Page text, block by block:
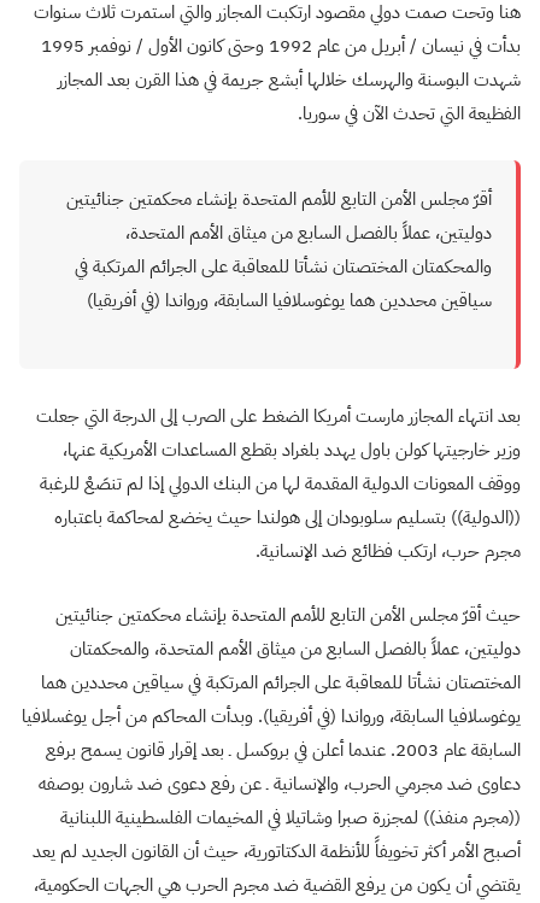
هنا وتحت صمت دولي مقصود ارتكبت المجازر والتي استمرت ثلاث سنوات
بدأت في نيسان / أبريل من عام 1992 وحتى كانون الأول / نوفمبر 1995
شهدت البوسنة والهرسك خلالها أبشع جريمة في هذا القرن بعد المجازر
الفظيعة التي تحدث الآن في سوريا.
أقرّ مجلس الأمن التابع للأمم المتحدة بإنشاء محكمتين جنائيتين
دوليتين، عملاً بالفصل السابع من ميثاق الأمم المتحدة،
والمحكمتان المختصتان نشأتا للمعاقبة على الجرائم المرتكبة في
سياقين محددين هما يوغوسلافيا السابقة، ورواندا (في أفريقيا)
بعد انتهاء المجازر مارست أمريكا الضغط على الصرب إلى الدرجة التي جعلت
وزير خارجيتها كولن باول يهدد بلغراد بقطع المساعدات الأمريكية عنها،
ووقف المعونات الدولية المقدمة لها من البنك الدولي إذا لم تنصَعْ للرغبة
((الدولية)) بتسليم سلوبودان إلى هولندا حيث يخضع لمحاكمة باعتباره
مجرم حرب، ارتكب فظائع ضد الإنسانية.
حيث أقرّ مجلس الأمن التابع للأمم المتحدة بإنشاء محكمتين جنائيتين
دوليتين، عملاً بالفصل السابع من ميثاق الأمم المتحدة، والمحكمتان
المختصتان نشأتا للمعاقبة على الجرائم المرتكبة في سياقين محددين هما
يوغوسلافيا السابقة، ورواندا (في أفريقيا). وبدأت المحاكم من أجل يوغسلافيا
السابقة عام 2003. عندما أعلن في بروكسل ـ بعد إقرار قانون يسمح برفع
دعاوى ضد مجرمي الحرب، والإنسانية ـ عن رفع دعوى ضد شارون بوصفه
((مجرم منفذ)) لمجزرة صبرا وشاتيلا في المخيمات الفلسطينية اللبنانية
أصبح الأمر أكثر تخويفاً للأنظمة الدكتاتورية، حيث أن القانون الجديد لم يعد
يقتضي أن يكون من يرفع القضية ضد مجرم الحرب هي الجهات الحكومية،